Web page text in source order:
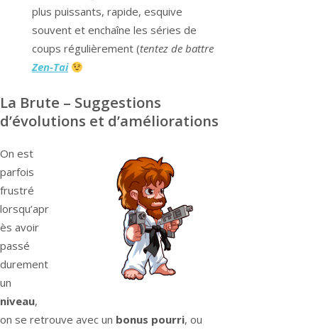
plus puissants, rapide, esquive
souvent et enchaîne les séries de
coups régulièrement (tentez de battre
Zen-Tai
La Brute – Suggestions
d’évolutions et d’améliorations
On est
parfois
frustré
lorsqu’apr
ès avoir
passé
durement
un
niveau,
on se retrouve avec un bonus pourri, ou